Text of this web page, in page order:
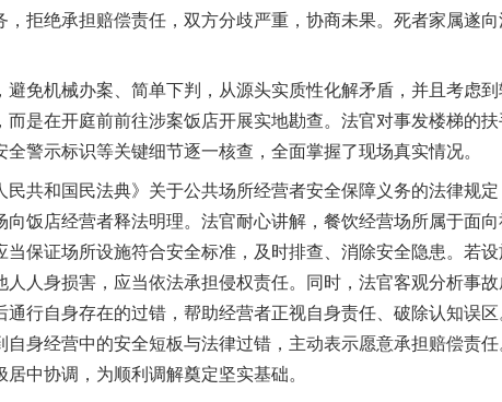
拒绝承担赔偿责任，双方分歧严重，协商未果。死者家属遂
机械办案、简单下判，从源头实质性化解矛盾，并且考虑到
是在开庭前前往涉案饭店开展实地勘查。法官对事发楼梯的扶
警示标识等关键细节逐一核查，全面掌握了现场真实情况。
和国民法典》关于公共场所经营者安全保障义务的法律规定
饭店经营者释法明理。法官耐心讲解，餐饮经营场所属于面
保证场所设施符合安全标准，及时排查、消除安全隐患。若
人身损害，应当依法承担侵权责任。同时，法官客观分析事
行自身存在的过错，帮助经营者正视自身责任、破除认知误
身经营中的安全短板与法律过错，主动表示愿意承担赔偿责
中协调，为顺利调解奠定坚实基础。
茶叶“炒上天”
“神药